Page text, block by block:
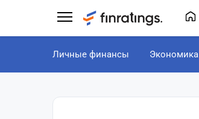
Личные финансы Экономика